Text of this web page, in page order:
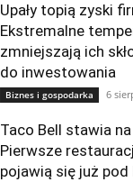
Upały topią zyski
Ekstremalne
zmniejszają ich
do inwestowania
Biznes i gospodarka 6
Taco Bell stawia
Pierwsze
pojawią się już pod